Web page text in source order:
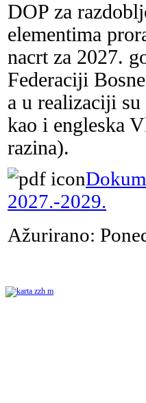
DOP za
elementima
nacrt za 2027.
Federaciji
a u realizaciji
kao i engleska
razina).
2027.-2029.
Ažurirano: